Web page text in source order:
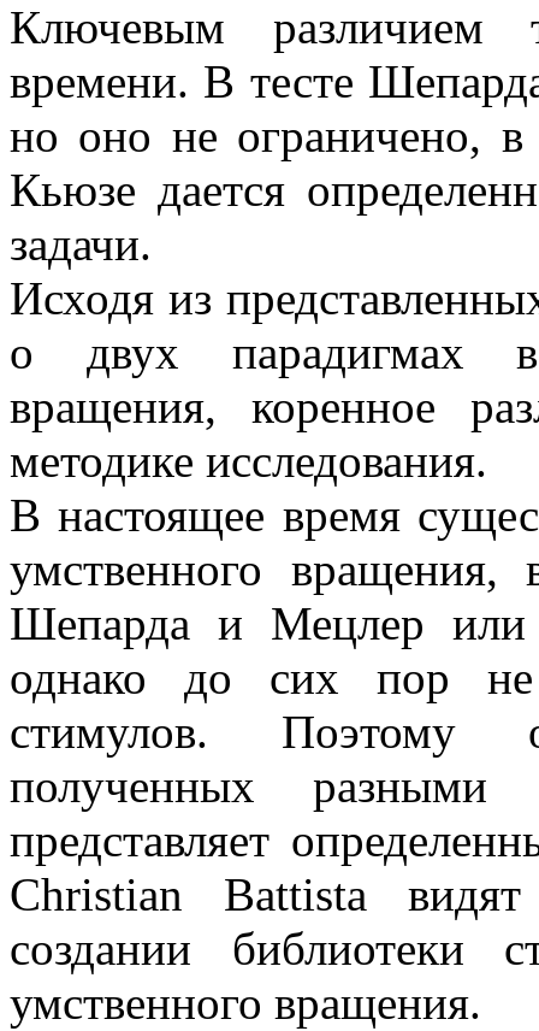
Ключевым различием
времени. В тесте
но оно не ограничено,
Кьюзе дается
задачи.
Исходя из
о двух парадигмах в
вращения, коренное
методике исследования.
В настоящее время
умственного
Шепарда и Мецлер или
однако до сих пор не
стимулов. Поэтому
полученных разными
представляет
Christian Battista
создании библиотеки
умственного вращения.